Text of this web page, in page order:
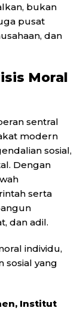
bukan
pusat
dan
Moral
sentral
modern
sosial,
Dengan
serta
dan adil.
individu,
sosial yang
Institut